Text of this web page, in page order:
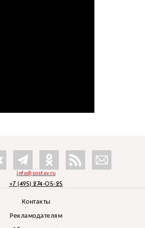
info@sostav.ru
+7 (495) 274-05-25
Контакты
Рекламодателям